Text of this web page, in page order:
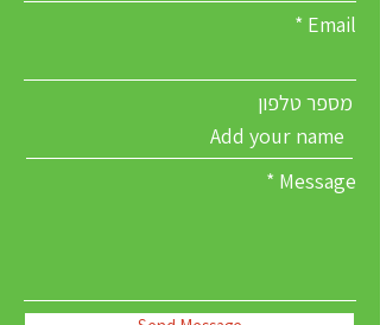
Email
מספר טלפון
Message